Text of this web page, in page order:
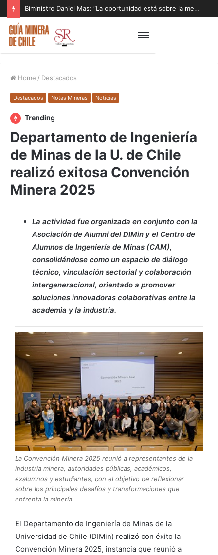
Biministro Daniel Mas: “La oportunidad está sobre la mesa y tenemos que aprovecharla”
Home / Destacados
Destacados Notas Mineras Noticias
Trending
Departamento de Ingeniería
de Minas de la U. de Chile
realizó exitosa Convención
Minera 2025
La actividad fue organizada en conjunto con la
Asociación de Alumni del DIMin y el Centro de
Alumnos de Ingeniería de Minas (CAM),
consolidándose como un espacio de diálogo
técnico, vinculación sectorial y colaboración
intergeneracional, orientado a promover
soluciones innovadoras colaborativas entre la
academia y la industria.
La Convención Minera 2025 reunió a representantes de la
industria minera, autoridades públicas, académicos,
exalumnos y estudiantes, con el objetivo de reflexionar
sobre los principales desafíos y transformaciones que
enfrenta la minería.
El Departamento de Ingeniería de Minas de la
Universidad de Chile (DIMin) realizó con éxito la
Convención Minera 2025, instancia que reunió a